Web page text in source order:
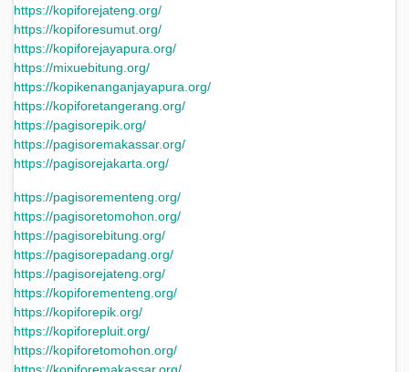
https://kopiforejateng.org/
https://kopiforesumut.org/
https://kopiforejayapura.org/
https://mixuebitung.org/
https://kopikenanganjayapura.org/
https://kopiforetangerang.org/
https://pagisorepik.org/
https://pagisoremakassar.org/
https://pagisorejakarta.org/
https://pagisorementeng.org/
https://pagisoretomohon.org/
https://pagisorebitung.org/
https://pagisorepadang.org/
https://pagisorejateng.org/
https://kopiforementeng.org/
https://kopiforepik.org/
https://kopiforepluit.org/
https://kopiforetomohon.org/